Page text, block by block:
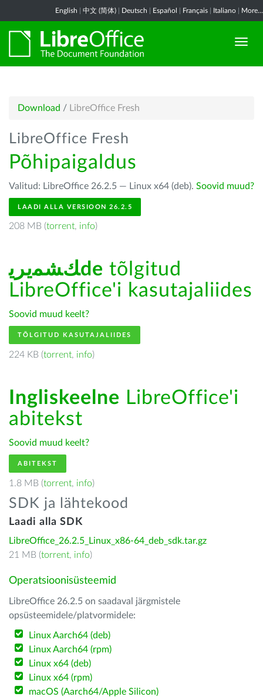
English 中文 (简体) Deutsch Español Français Italiano More...
Download / LibreOffice Fresh
LibreOffice Fresh
Põhipaigaldus
Valitud: LibreOffice 26.2.5 — Linux x64 (deb). Soovid muud?
LAADI ALLA VERSIOON 26.2.5
208 MB (torrent, info)
ﻚﺸﻤﻳﺮﻳde tõlgitud
LibreOffice'i kasutajaliides
Soovid muud keelt?
TÕLGITUD KASUTAJALIIDES
224 KB (torrent, info)
Ingliskeelne LibreOffice'i
abitekst
Soovid muud keelt?
ABITEKST
1.8 MB (torrent, info)
SDK ja lähtekood
Laadi alla SDK
LibreOffice_26.2.5_Linux_x86-64_deb_sdk.tar.gz
21 MB (torrent, info)
Operatsioonisüsteemid
LibreOffice 26.2.5 on saadaval järgmistele
opsüsteemidele/platvormidele:
Linux Aarch64 (deb)
Linux Aarch64 (rpm)
Linux x64 (deb)
Linux x64 (rpm)
macOS (Aarch64/Apple Silicon)